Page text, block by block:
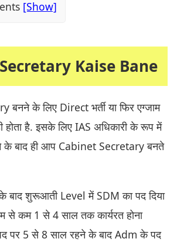
Kaise Bane
के लिए Direct भर्ती या फिर एग्जाम
होता है. इसके लिए IAS अधिकारी के रूप में
के बाद ही आप Cabinet Secretary बनते
बाद शुरूआती Level में SDM का पद दिया
से कम 1 से 4 साल तक कार्यरत होना
पर 5 से 8 साल रहने के बाद Adm के पद